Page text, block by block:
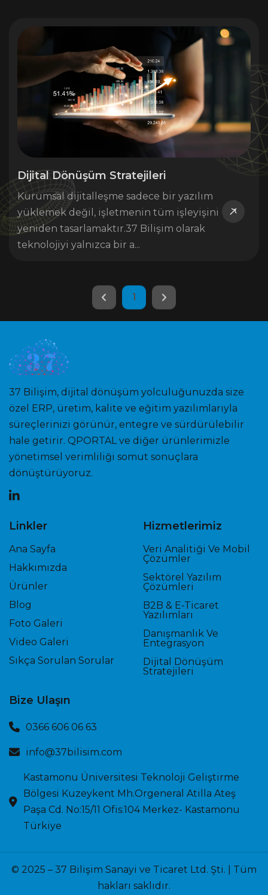
Dijital Dönüşüm Stratejileri
Kurumsal dijitalleşme sadece bir yazılım
yüklemek değil, işletmenin tüm işleyişini
yeniden tasarlamaktır. 37 Bilişim olarak
teknolojiyi yalnızca bir a...
1
37 Bilişim, dijital dönüşüm yolculuğunuzda size
özel ERP, üretim, kalite ve eğitim yazılımlarıyla
süreçlerinizi görünür, entegre ve sürdürülebilir
hale getirir. QPORTAL ve diğer ürünlerimizle
yönetimsel verimliliği somut sonuçlara
dönüştürüyoruz.
Linkler
Ana Sayfa
Hakkımızda
Ürünler
Blog
Foto Galeri
Video Galeri
Sıkça Sorulan Sorular
Hizmetlerimiz
Veri Analitiği Ve Mobil
Çözümler
Sektörel Yazılım
Çözümleri
B2B & E-Ticaret
Yazılımları
Danışmanlık Ve
Entegrasyon
Dijital Dönüşüm
Stratejileri
Bize Ulaşın
0366 606 06 63
info@37bilisim.com
Kastamonu Üniversitesi Teknoloji Geliştirme
Bölgesi Kuzeykent Mh.Orgeneral Atilla Ateş
Paşa Cd. No:15/11 Ofis:104 Merkez- Kastamonu
Türkiye
© 2025 – 37 Bilişim Sanayi ve Ticaret Ltd. Şti. | Tüm
hakları saklıdır.